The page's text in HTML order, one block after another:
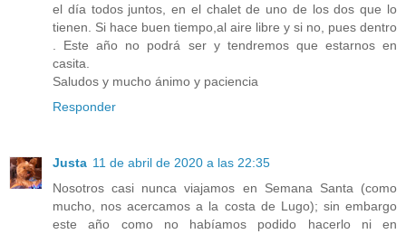
el día todos juntos, en el chalet de uno de los dos que lo
tienen. Si hace buen tiempo,al aire libre y si no, pues dentro
. Este año no podrá ser y tendremos que estarnos en
casita.
Saludos y mucho ánimo y paciencia
Responder
Justa 11 de abril de 2020 a las 22:35
Nosotros casi nunca viajamos en Semana Santa (como
mucho, nos acercamos a la costa de Lugo); sin embargo
este año como no habíamos podido hacerlo ni en